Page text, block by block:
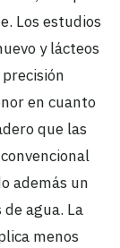
Los estudios
y lácteos
en cuanto
que las
además un
agua. La
menos